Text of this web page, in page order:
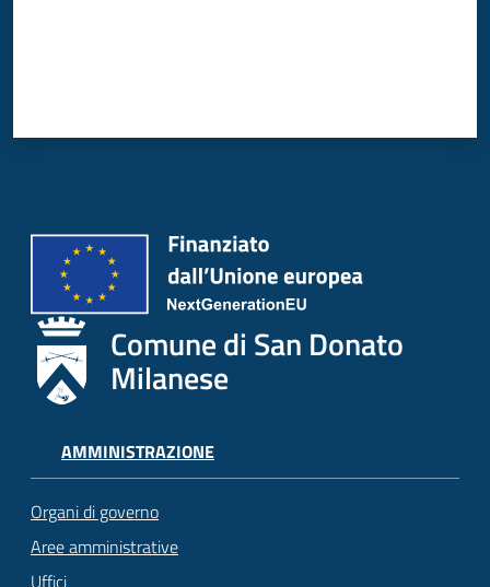
Comune di San Donato
Milanese
AMMINISTRAZIONE
Organi di governo
Aree amministrative
Uffici